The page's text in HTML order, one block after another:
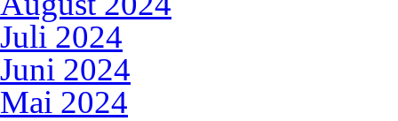
Juli 2024
Juni 2024
Mai 2024